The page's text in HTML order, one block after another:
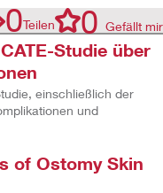
0Teilen 0 Gefällt mir
Studie über
einschließlich der
und
of Ostomy Skin